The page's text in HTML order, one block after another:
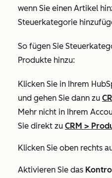
wenn Sie einen Artikel
Steuerkategorie
So fügen Sie
Produkte hinzu:
Klicken Sie in Ihrem
und gehen Sie dann zu
Mehr nicht in Ihrem
Sie direkt zu CRM >
Klicken Sie oben rechts
Aktivieren Sie das